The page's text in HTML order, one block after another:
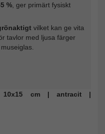
% , ger primärt fysiskt
vilket kan ge vita
tavlor med ljusa färger
| 10x15 cm | antracit |